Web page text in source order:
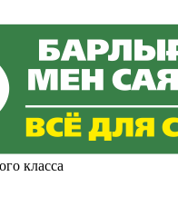
класса